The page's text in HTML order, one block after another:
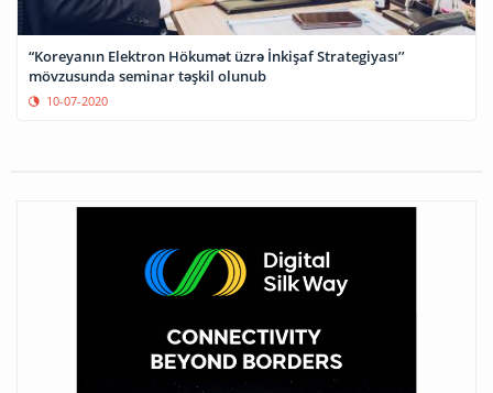
“Koreyanın Elektron Hökumət üzrə İnkişaf Strategiyası’’
mövzusunda seminar təşkil olunub
10-07-2020